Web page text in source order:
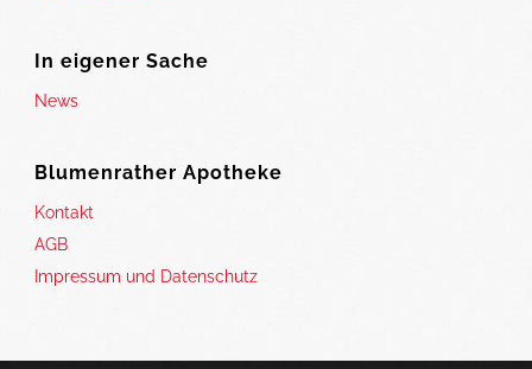
In eigener Sache
News
Blumenrather Apotheke
Kontakt
AGB
Impressum und Datenschutz